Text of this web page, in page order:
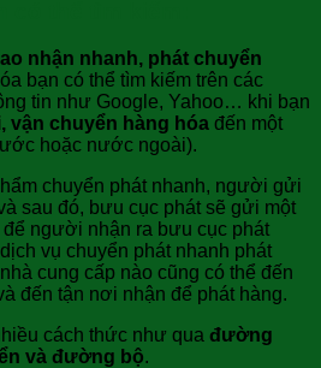
nhận nhanh, phát chuyển
bạn có thể tìm kiếm trên các
tin như Google, Yahoo… khi bạn
vận chuyển hàng hóa đến một
hoặc nước ngoài).
chuyển phát nhanh, người gửi
sau đó, bưu cục phát sẽ gửi một
người nhận ra bưu cục phát
vụ chuyển phát nhanh phát
cung cấp nào cũng có thể đến
đến tận nơi nhận để phát hàng.
cách thức như qua đường
và đường bộ.